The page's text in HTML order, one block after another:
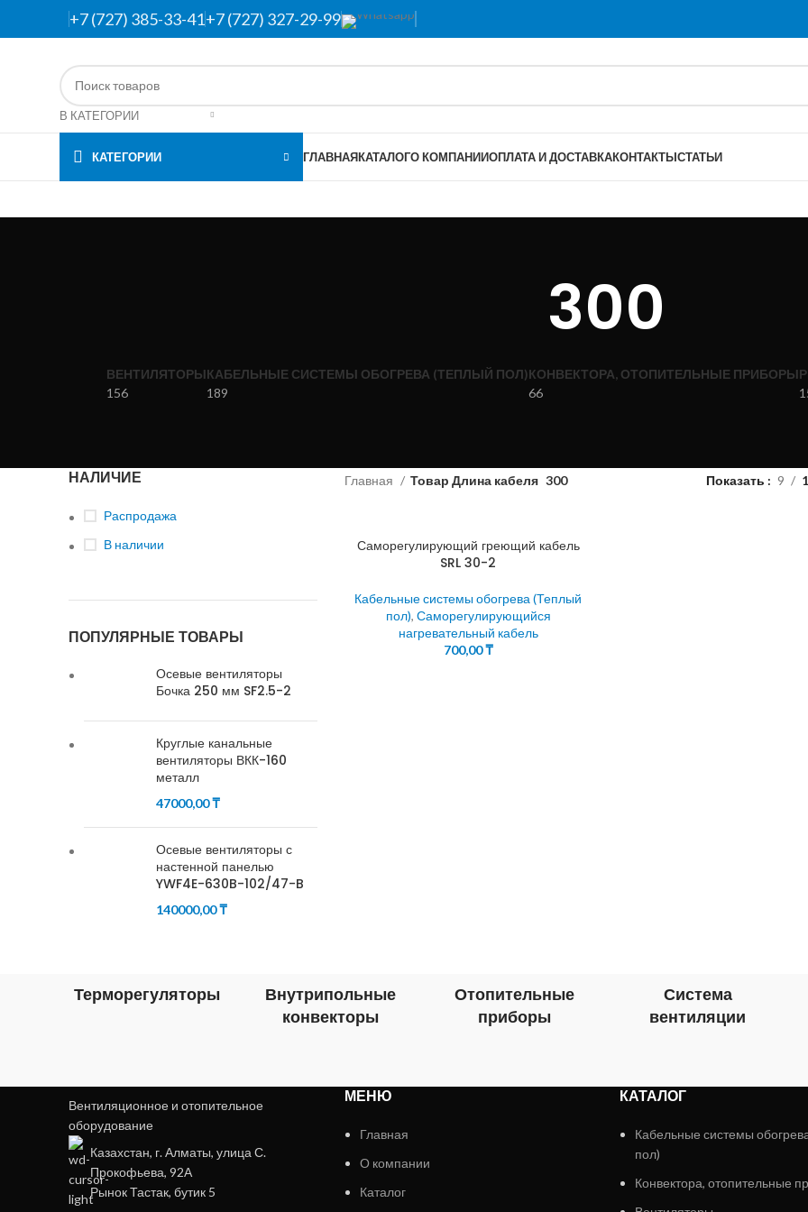
+7 (727) 385-33-41+7 (727) 327-29-99
В КАТЕГОРИИ
КАТЕГОРИИ ГЛАВНАЯКАТАЛОГО КОМПАНИИОПЛАТА И ДОСТАВКАКОНТАКТЫСТАТЬИ
300
ВЕНТИЛЯТОРЫ
156
КАБЕЛЬНЫЕ СИСТЕМЫ ОБОГРЕВА (ТЕПЛЫЙ ПОЛ)
189
КОНВЕКТОРА, ОТОПИТЕЛЬНЫЕ ПРИБОРЫ
66
НАЛИЧИЕ
Распродажа
В наличии
ПОПУЛЯРНЫЕ ТОВАРЫ
Осевые вентиляторы
Бочка 250 мм SF2.5-2
Круглые канальные
вентиляторы ВКК-160
металл
47000,00₸
Осевые вентиляторы с
настенной панелью
YWF4E-630B-102/47-B
140000,00₸
Главная Товар Длина кабеля 300 Показать 9
Саморегулирующий греющий кабель
SRL 30-2
Кабельные системы обогрева (Теплый
пол), Саморегулирующийся
нагревательный кабель
700,00₸
Терморегуляторы
Внутрипольные
конвекторы
Отопительные
приборы
Система
вентиляции
Вентиляционное и отопительное
оборудование
Казахстан, г. Алматы, улица С.
Прокофьева, 92А
Рынок Тастак, бутик 5
МЕНЮ
Главная
О компании
Каталог
КАТАЛОГ
Кабельные системы
пол)
Конвектора, отопительные